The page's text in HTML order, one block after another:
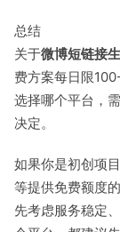
总结
关于微博短链接
费方案每日限
选择哪个平台，
决定。
如果你是初创项
等提供免费额度
先考虑服务稳定